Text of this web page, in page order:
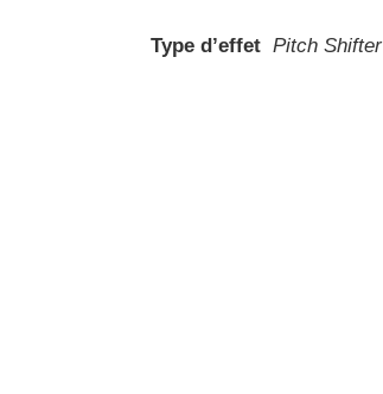
Type d’effet Pitch Shifter